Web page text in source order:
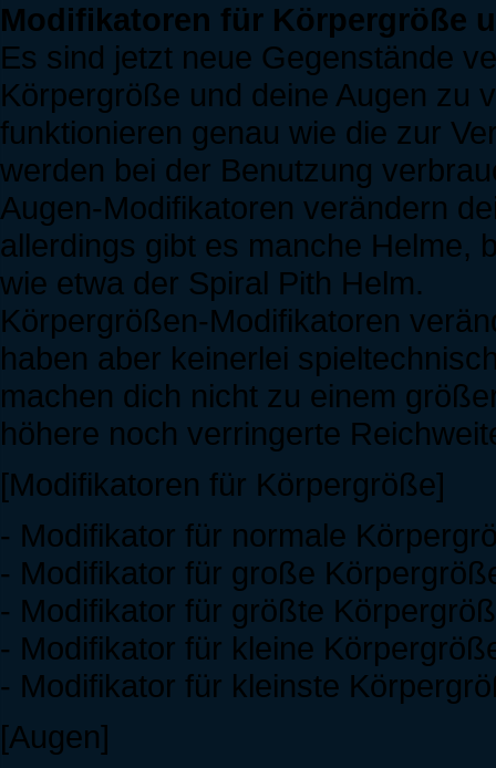
Modifikatoren für Körpergröße
Es sind jetzt neue Gegenstände
Körpergröße und deine Augen zu
funktionieren genau wie die zur
werden bei der Benutzung
Augen-Modifikatoren verändern
allerdings gibt es manche Helme,
wie etwa der Spiral Pith Helm.
Körpergrößen-Modifikatoren
haben aber keinerlei
machen dich nicht zu einem
höhere noch verringerte
[Modifikatoren für Körpergröße]
- Modifikator für normale
- Modifikator für große
- Modifikator für größte
- Modifikator für kleine
- Modifikator für kleinste
[Augen]